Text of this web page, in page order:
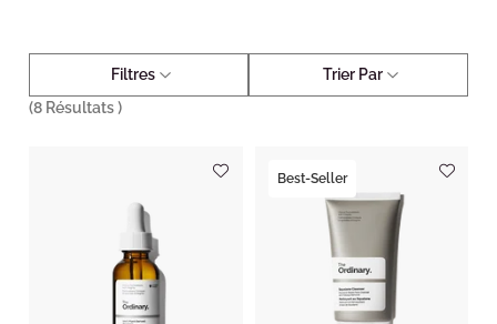
Filtres
Trier Par
(8 Résultats )
Best-Seller